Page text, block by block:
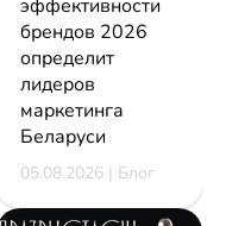
эффективности
брендов 2026
определит
лидеров
маркетинга
Беларуси
05.08.2026 | Блог